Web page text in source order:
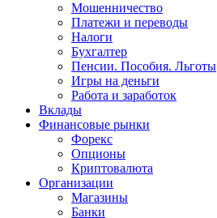
Мошенничество
Платежи и переводы
Налоги
Бухгалтер
Пенсии. Пособия. Льготы
Игры на деньги
Работа и заработок
Вклады
Финансовые рынки
Форекс
Опционы
Криптовалюта
Организации
Магазины
Банки